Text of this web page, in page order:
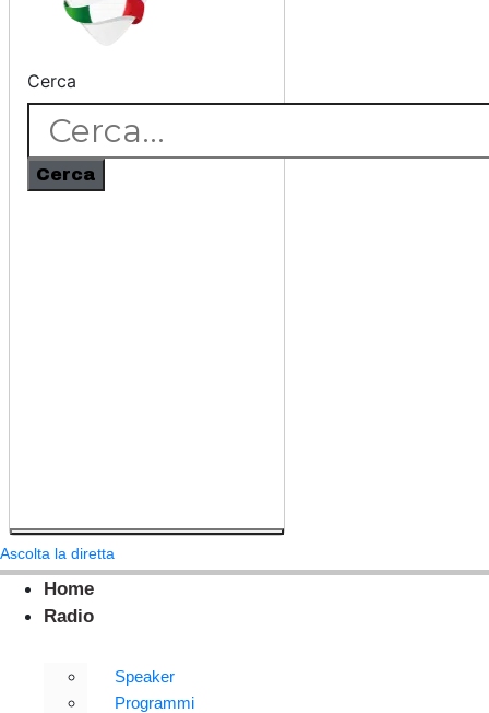
Cerca
Cerca
Ascolta la diretta
Home
Radio
Speaker
Programmi